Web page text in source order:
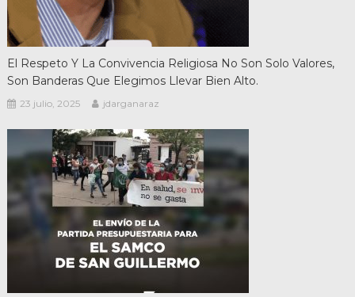
El Respeto Y La Convivencia Religiosa No Son Solo Valores,
Son Banderas Que Elegimos Llevar Bien Alto.
23 julio, 2025 jdarganaraz